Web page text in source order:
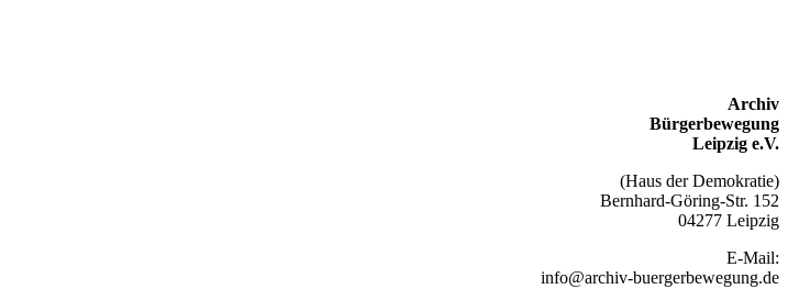
Archiv
Bürgerbewegung
Leipzig e.V.
(Haus der Demokratie)
Bernhard-Göring-Str. 152
04277 Leipzig
E-Mail:
info@archiv-buergerbewegung.de